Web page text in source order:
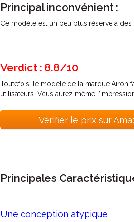
Principal inconvénient :
Ce modèle est un peu plus réservé à des
Verdict : 8.8/10
Toutefois, le modèle de la marque Airoh
utilisateurs. Vous aurez même
Vérifier le prix sur
Principales
Une conception atypique